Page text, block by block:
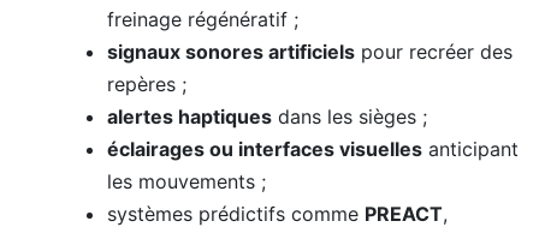
freinage régénératif ;
signaux sonores artificiels pour recréer des
repères ;
alertes haptiques dans les sièges ;
éclairages ou interfaces visuelles anticipant
les mouvements ;
systèmes prédictifs comme PREACT,